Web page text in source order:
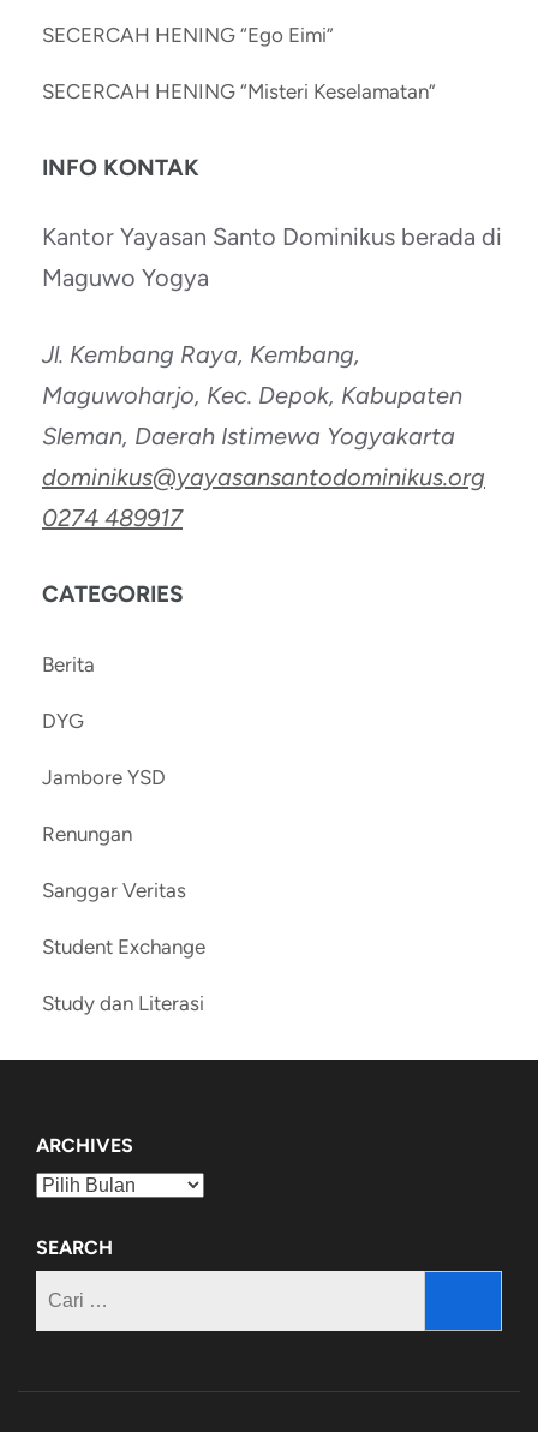
SECERCAH HENING “Ego Eimi”
SECERCAH HENING “Misteri Keselamatan”
INFO KONTAK
Kantor Yayasan Santo Dominikus berada di
Maguwo Yogya
Jl. Kembang Raya, Kembang,
Maguwoharjo, Kec. Depok, Kabupaten
Sleman, Daerah Istimewa Yogyakarta
dominikus@yayasansantodominikus.org
0274 489917
CATEGORIES
Berita
DYG
Jambore YSD
Renungan
Sanggar Veritas
Student Exchange
Study dan Literasi
ARCHIVES
Archives
SEARCH